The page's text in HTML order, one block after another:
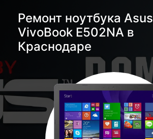
Ремонт ноутбука Asus
VivoBook E502NA в
Краснодаре